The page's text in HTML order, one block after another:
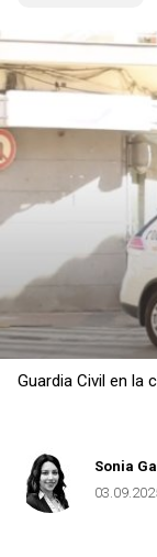
Guardia Civil en la
Sonia